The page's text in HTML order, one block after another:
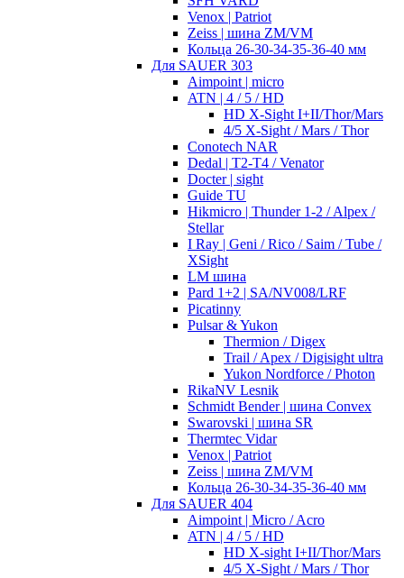
Venox | Patriot
Zeiss | шина ZM/VM
Кольца 26-30-34-35-36-40 мм
Для SAUER 303
Aimpoint | micro
ATN | 4 / 5 / HD
HD X-Sight I+II/Thor/Mars
4/5 X-Sight / Mars / Thor
Conotech NAR
Dedal | T2-T4 / Venator
Docter | sight
Guide TU
Hikmicro | Thunder 1-2 / Alpex /
Stellar
I Ray | Geni / Rico / Saim / Tube /
XSight
LM шина
Pard 1+2 | SA/NV008/LRF
Picatinny
Pulsar & Yukon
Thermion / Digex
Trail / Apex / Digisight ultra
Yukon Nordforce / Photon
RikaNV Lesnik
Schmidt Bender | шина Convex
Swarovski | шина SR
Thermtec Vidar
Venox | Patriot
Zeiss | шина ZM/VM
Кольца 26-30-34-35-36-40 мм
Для SAUER 404
Aimpoint | Micro / Acro
ATN | 4 / 5 / HD
HD X-sight I+II/Thor/Mars
4/5 X-Sight / Mars / Thor